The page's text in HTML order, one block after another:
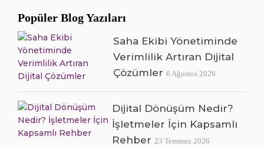
Popüler Blog Yazıları
Saha Ekibi Yönetiminde
Verimlilik Artıran Dijital
Çözümler6 Ağustos 2026
Dijital Dönüşüm Nedir?
İşletmeler İçin Kapsamlı
Rehber23 Temmuz 2026